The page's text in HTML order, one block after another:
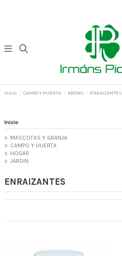
Inicio CAMPO Y HUERTA ABONO ENRAIZANTES
ENRAIZANTES
Inicio
MASCOTAS Y GRANJA
CAMPO Y HUERTA
HOGAR
JARDIN